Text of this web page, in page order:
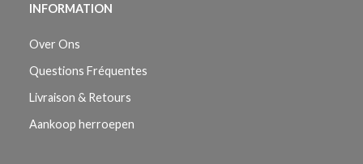
INFORMATION
Over Ons
Questions Fréquentes
Livraison & Retours
Aankoop herroepen